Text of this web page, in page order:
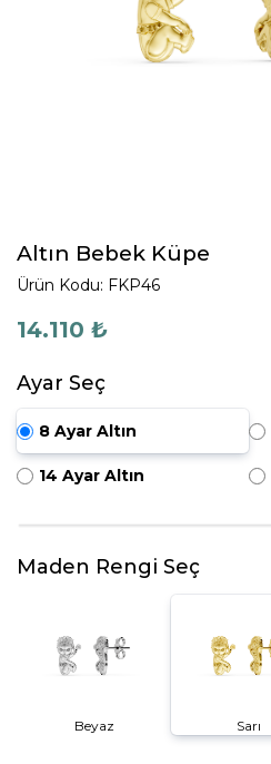
Altın Bebek Küpe
Ürün Kodu: FKP46
14.110 ₺
Ayar Seç
8 Ayar Altın
14 Ayar Altın
Maden Rengi Seç
Beyaz Sarı